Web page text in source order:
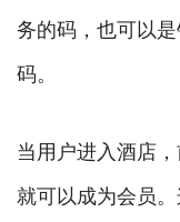
务的码，也可以
码。
当用户进入酒店
就可以成为会员